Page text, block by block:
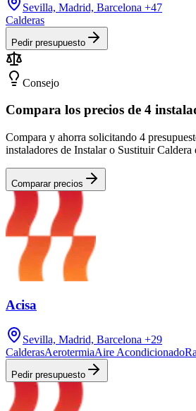
Sevilla, Madrid, Barcelona +47
Calderas
Pedir presupuesto
Consejo
Compara los precios de 4
Compara y ahorra solicitando 4
instaladores de Instalar o Sustituir Caldera
Comparar precios
Acisa
Sevilla, Madrid, Barcelona +29
CalderasAerotermiaAire Acondicionado
Pedir presupuesto